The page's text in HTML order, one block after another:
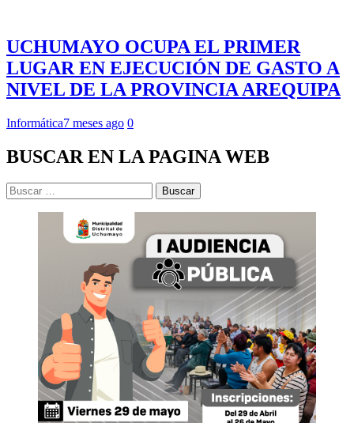
UCHUMAYO OCUPA EL PRIMER
LUGAR EN EJECUCIÓN DE GASTO A
NIVEL DE LA PROVINCIA AREQUIPA
Informática7 meses ago 0
BUSCAR EN LA PAGINA WEB
Buscar: